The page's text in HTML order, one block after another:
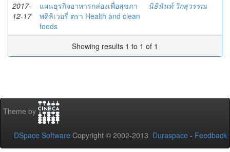
2017-
12-17
แผนธุรกิจอาหารกล่องเพื่อสุขภา
พดิลิเวอรี่ ตรา Health and clean
foods
นิธินันท์ วิกสุวรรณ
Showing results 1 to 1 of 1
Theme by
DSpace Software Copyright © 2002-2013 Duraspace - Feedback